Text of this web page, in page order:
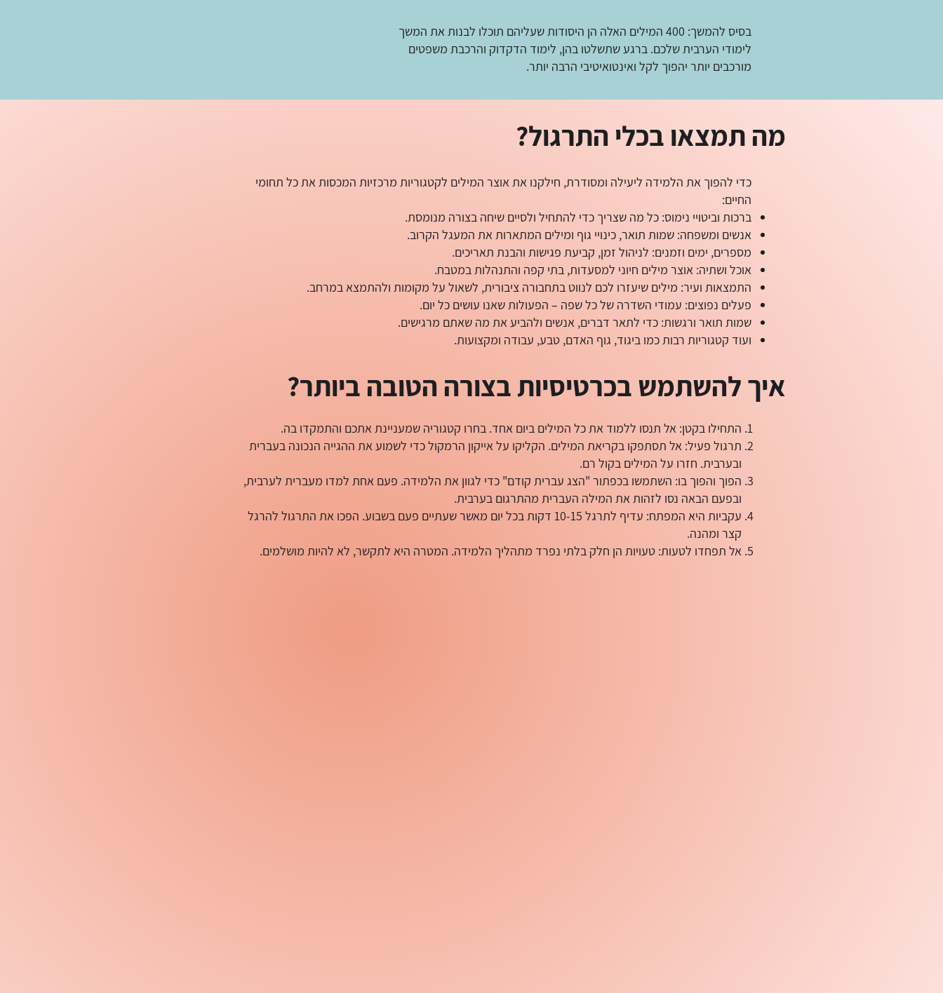
בסיס להמשך: 400 המילים האלה הן היסודות שעליהם תוכלו לבנות את המשך
לימודי הערבית שלכם. ברגע שתשלטו בהן, לימוד הדקדוק והרכבת משפטים
מורכבים יותר יהפוך לקל ואינטואיטיבי הרבה יותר.
מה תמצאו בכלי התרגול?
כדי להפוך את הלמידה ליעילה ומסודרת, חילקנו את אוצר המילים לקטגוריות מרכזיות המכסות את כל תחומי
החיים:
ברכות וביטויי נימוס: כל מה שצריך כדי להתחיל ולסיים שיחה בצורה מנומסת.
אנשים ומשפחה: שמות תואר, כינויי גוף ומילים המתארות את המעגל הקרוב.
מספרים, ימים וזמנים: לניהול זמן, קביעת פגישות והבנת תאריכים.
אוכל ושתיה: אוצר מילים חיוני למסעדות, בתי קפה והתנהלות במטבח.
התמצאות ועיר: מילים שיעזרו לכם לנווט בתחבורה ציבורית, לשאול על מקומות ולהתמצא במרחב.
פעלים נפוצים: עמודי השדרה של כל שפה – הפעולות שאנו עושים כל יום.
שמות תואר ורגשות: כדי לתאר דברים, אנשים ולהביע את מה שאתם מרגישים.
ועוד קטגוריות רבות כמו ביגוד, גוף האדם, טבע, עבודה ומקצועות.
איך להשתמש בכרטיסיות בצורה הטובה ביותר?
התחילו בקטן: אל תנסו ללמוד את כל המילים ביום אחד. בחרו קטגוריה שמעניינת אתכם והתמקדו בה.
תרגול פעיל: אל תסתפקו בקריאת המילים. הקליקו על אייקון הרמקול כדי לשמוע את ההגייה הנכונה בעברית
ובערבית. חזרו על המילים בקול רם.
הפוך והפוך בו: השתמשו בכפתור "הצג עברית קודם" כדי לגוון את הלמידה. פעם אחת למדו מעברית לערבית,
ובפעם הבאה נסו לזהות את המילה העברית מהתרגום בערבית.
עקביות היא המפתח: עדיף לתרגל 10-15 דקות בכל יום מאשר שעתיים פעם בשבוע. הפכו את התרגול להרגל
קצר ומהנה.
אל תפחדו לטעות: טעויות הן חלק בלתי נפרד מתהליך הלמידה. המטרה היא לתקשר, לא להיות מושלמים.